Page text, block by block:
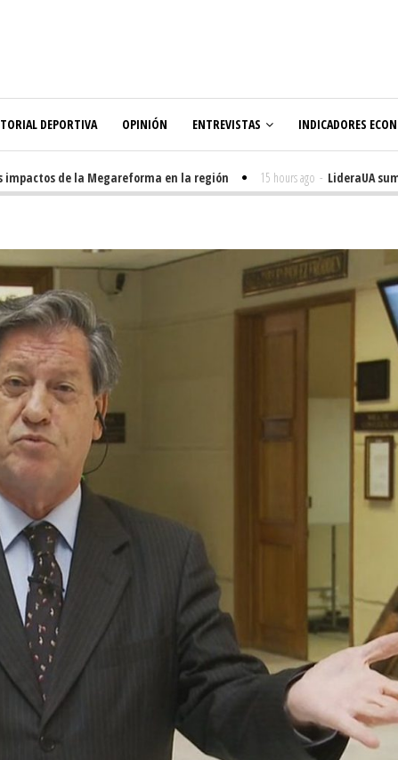
DEPORTIVA OPINIÓN ENTREVISTAS INDICADORES
de la Megareforma en la región 15 hours ago - LideraUA suma